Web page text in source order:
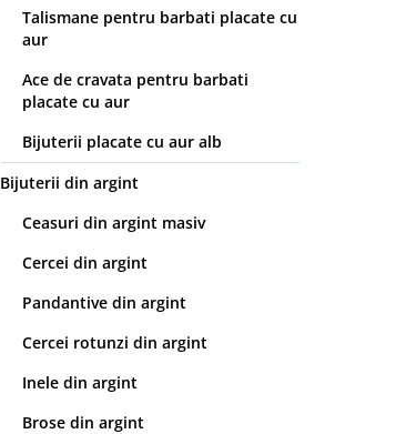
Talismane pentru barbati placate cu
aur
Ace de cravata pentru barbati
placate cu aur
Bijuterii placate cu aur alb
Bijuterii din argint
Ceasuri din argint masiv
Cercei din argint
Pandantive din argint
Cercei rotunzi din argint
Inele din argint
Brose din argint